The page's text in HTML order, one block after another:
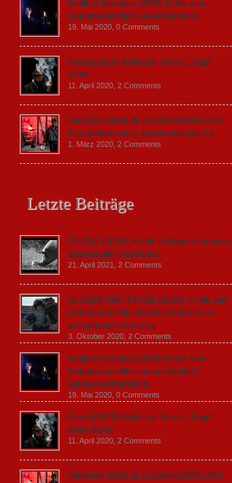
Endlich Tacheles (2020) Kritik zum
Dokumentarfilm: unverständlich,
19. Mai 2020, 0 Comments
Freud (2020) Kritik zur Serie: „Siggi“
dreht
11. April 2020, 2 Comments
Filmkritik BERLIN ALEXANDERPLATZ:
Neuauflage eines Jahrhundertwerks
1. März 2020, 2 Comments
Letzte Beiträge
GUNDA (2020): Kritik. Heilige Kreaturen,
spektakulär inszeniert.
21. April 2021, 2 Comments
GLITZER UND STAUB (2020): Kritik zum
Dokumentarfilm. Bullenritt durch ein
gespaltenes Amerika.
3. Oktober 2020, 2 Comments
Endlich Tacheles (2020) Kritik zum
Dokumentarfilm: unverständlich,
unmissverständlich.
19. Mai 2020, 0 Comments
Freud (2020) Kritik zur Serie: „Siggi“
dreht durch
11. April 2020, 2 Comments
Filmkritik BERLIN ALEXANDERPLATZ: